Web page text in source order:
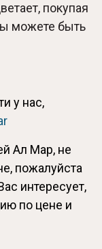
покупая
можете быть
у нас,
Ал Мар, не
пожалуйста
интересует,
по цене и